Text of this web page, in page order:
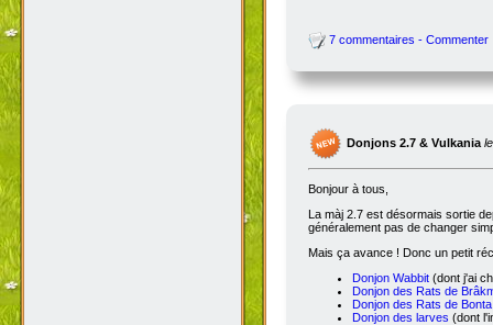
7 commentaires - Commenter
Donjons 2.7 & Vulkania
Bonjour à tous,
La màj 2.7 est désormais sortie
généralement pas de changer
Mais ça avance ! Donc un petit
Donjon Wabbit (dont j'ai
Donjon des Rats de
Donjon des Rats de Bonta
Donjon des larves (dont